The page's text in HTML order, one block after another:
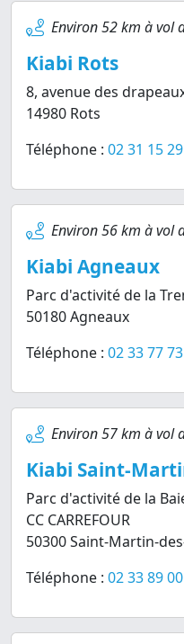
Environ 52 km à vol
Kiabi Rots
8, avenue des
14980 Rots
Téléphone : 02 31 15
Environ 56 km à vol
Kiabi Agneaux
Parc d'activité de la
50180 Agneaux
Téléphone : 02 33 77
Environ 57 km à vol
Kiabi Saint-
Parc d'activité de la
CC CARREFOUR
50300 Saint-Martin-
Téléphone : 02 33 89